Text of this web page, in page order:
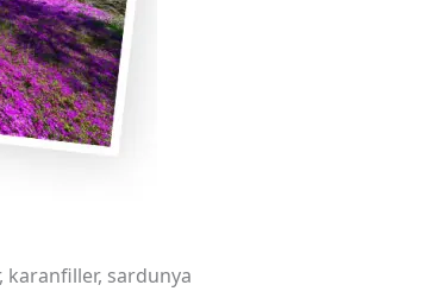
karanfiller, sardunya